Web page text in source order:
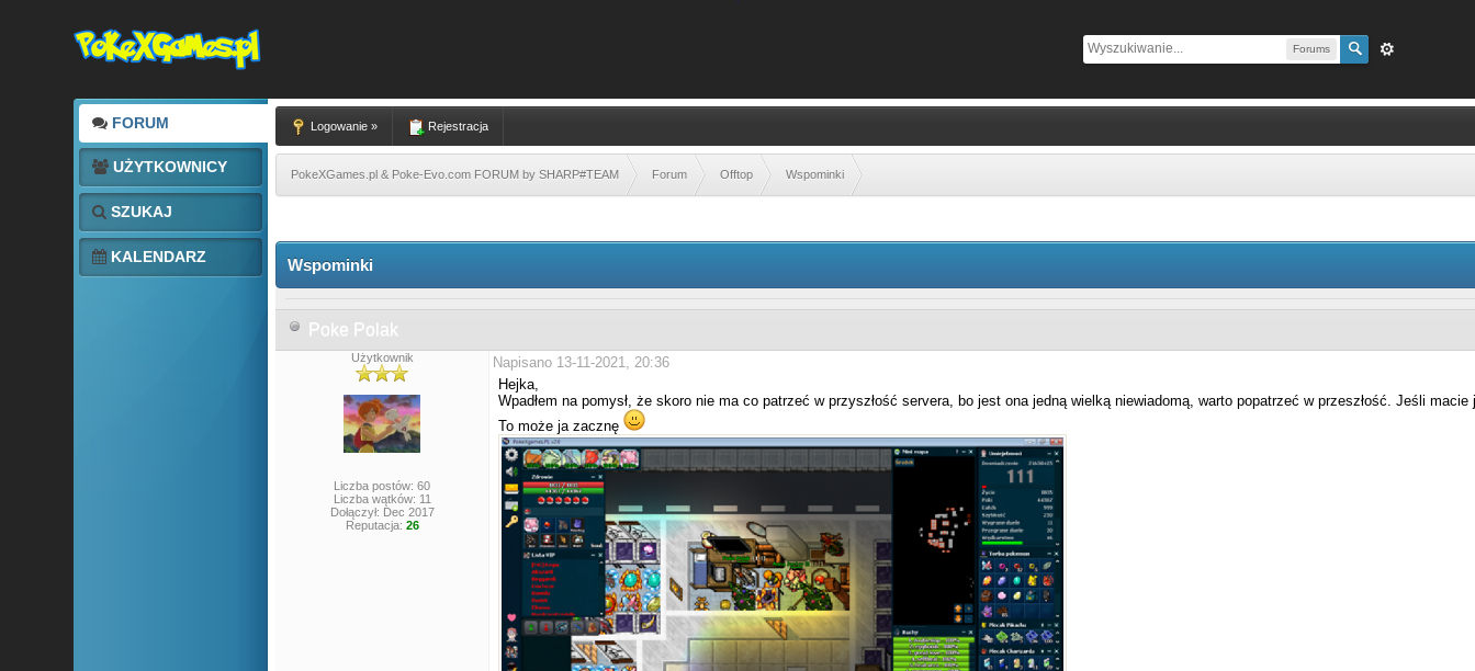
Forums
FORUM
UŻYTKOWNICY
SZUKAJ
KALENDARZ
Logowanie » Rejestracja
PokeXGames.pl & Poke-Evo.com FORUM by SHARP#TEAM Forum Offtop Wspominki
Wspominki
Poke Polak
Użytkownik
Liczba postów: 60
Liczba wątków: 11
Dołączył: Dec 2017
Reputacja: 26
Napisano 13-11-2021, 20:36
Hejka,
Wpadłem na pomysł, że skoro nie ma co patrzeć w przyszłość servera, bo jest ona jedną wielką niewiadomą, warto popatrzeć w przeszłość. Jeśli
To może ja zacznę